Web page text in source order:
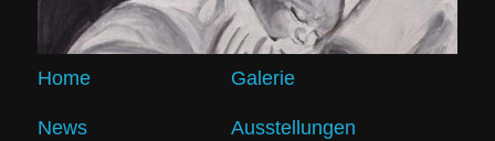
Home Galerie
News Ausstellungen